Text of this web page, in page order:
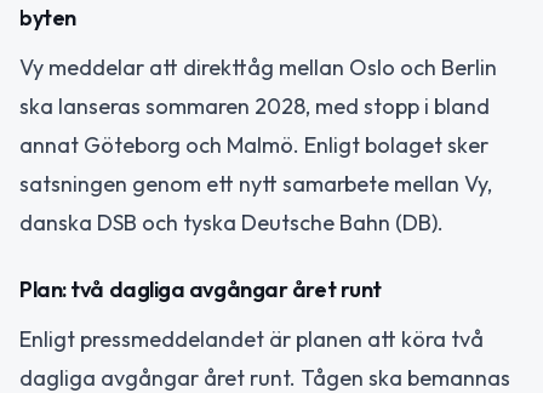
byten
Vy meddelar att direkttåg mellan Oslo och Berlin
ska lanseras sommaren 2028, med stopp i bland
annat Göteborg och Malmö. Enligt bolaget sker
satsningen genom ett nytt samarbete mellan Vy,
danska DSB och tyska Deutsche Bahn (DB).
Plan: två dagliga avgångar året runt
Enligt pressmeddelandet är planen att köra två
dagliga avgångar året runt. Tågen ska bemannas